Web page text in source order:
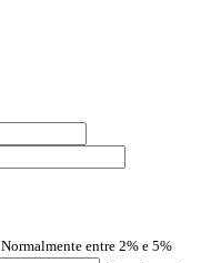
Normalmente entre 2% e 5%